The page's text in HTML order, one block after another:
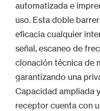
automatizada e
uso. Esta doble
eficacia cualquier
señal, escaneo de
clonación técnica de
garantizando una
Capacidad ampliada
receptor cuenta con